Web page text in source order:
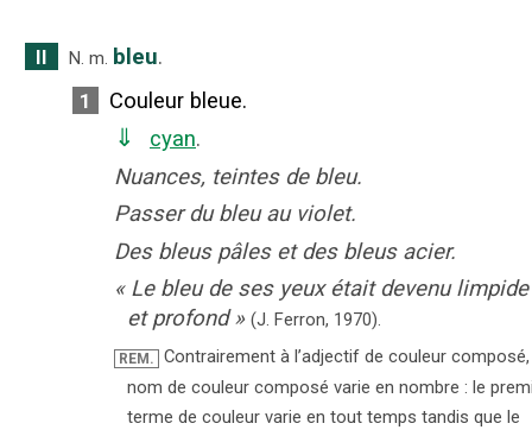
II N. m. bleu.
1 Couleur bleue.
⇓ cyan.
Nuances, teintes de bleu.
Passer du bleu au violet.
Des bleus pâles et des bleus acier.
« Le bleu de ses yeux était devenu limpide
et profond » (J. Ferron, 1970).
REM.
Contrairement à l’adjectif de couleur
nom de couleur composé varie en nombre : le
terme de couleur varie en tout temps tandis que le